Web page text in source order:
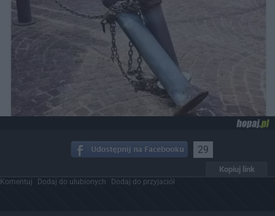
29
Kopiuj link
Komentuj Dodaj do ulubionych Dodaj do przyjaciół